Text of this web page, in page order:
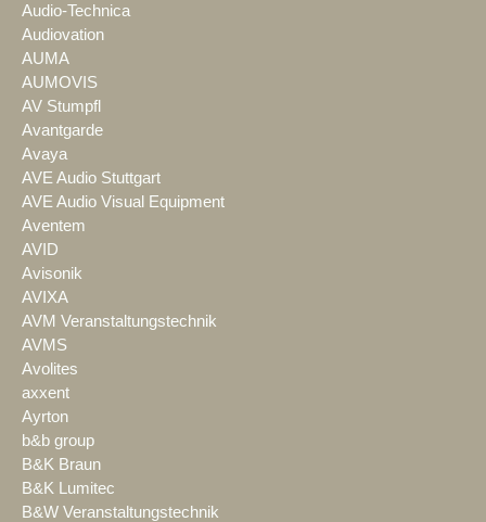
Audio-Technica
Audiovation
AUMA
AUMOVIS
AV Stumpfl
Avantgarde
Avaya
AVE Audio Stuttgart
AVE Audio Visual Equipment
Aventem
AVID
Avisonik
AVIXA
AVM Veranstaltungstechnik
AVMS
Avolites
axxent
Ayrton
b&b group
B&K Braun
B&K Lumitec
B&W Veranstaltungstechnik